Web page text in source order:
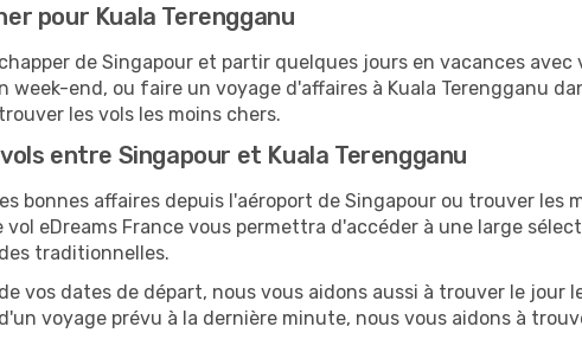
pour Kuala Terengganu
de Singapour et partir quelques jours en vacances
week-end, ou faire un voyage d'affaires à Kuala Terengganu
les vols les moins chers.
entre Singapour et Kuala Terengganu
bonnes affaires depuis l'aéroport de Singapour ou trouver les
eDreams France vous permettra d'accéder à une large
traditionnelles.
vos dates de départ, nous vous aidons aussi à trouver le jour
voyage prévu à la dernière minute, nous vous aidons à